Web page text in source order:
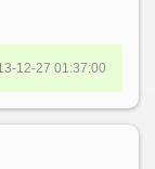
12-27 01:37:00